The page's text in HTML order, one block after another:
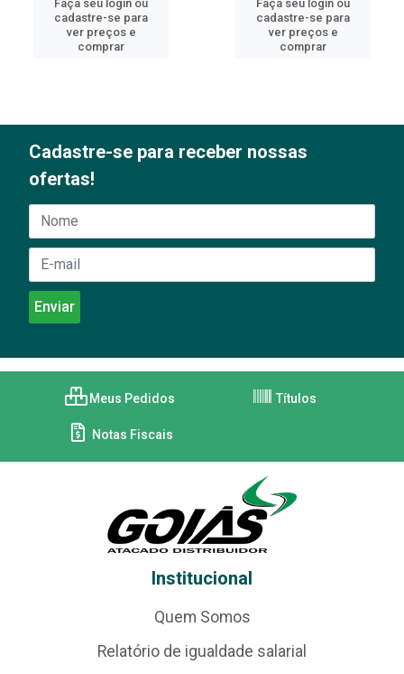
Faça seu login ou
cadastre-se para
ver preços e
comprar
Faça seu login ou
cadastre-se para
ver preços e
comprar
Cadastre-se para receber nossas
ofertas!
Meus Pedidos Títulos
Notas Fiscais
Institucional
Quem Somos
Relatório de igualdade salarial